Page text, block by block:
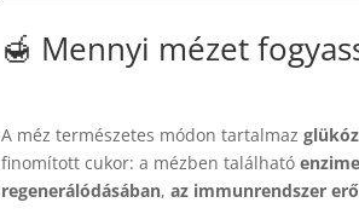
🍯 Mennyi mézet
A méz természetes módon tartalmaz
finomított cukor: a mézben található
regenerálódásában,az immunrendszer